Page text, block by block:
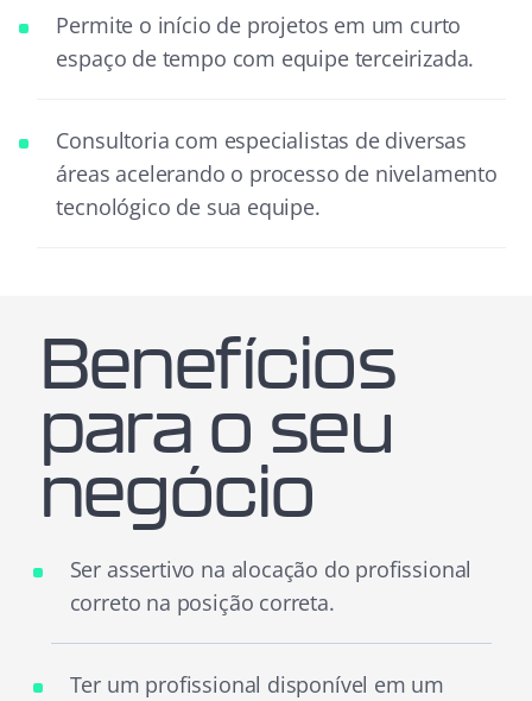
Permite o início de projetos em um curto
espaço de tempo com equipe terceirizada.
Consultoria com especialistas de diversas
áreas acelerando o processo de nivelamento
tecnológico de sua equipe.
Benefícios
para o seu
negócio
Ser assertivo na alocação do profissional
correto na posição correta.
Ter um profissional disponível em um